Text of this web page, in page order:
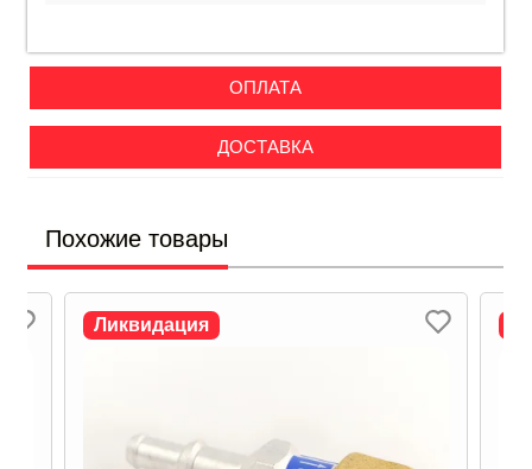
ОПЛАТА
ДОСТАВКА
Похожие товары
Ликвидация